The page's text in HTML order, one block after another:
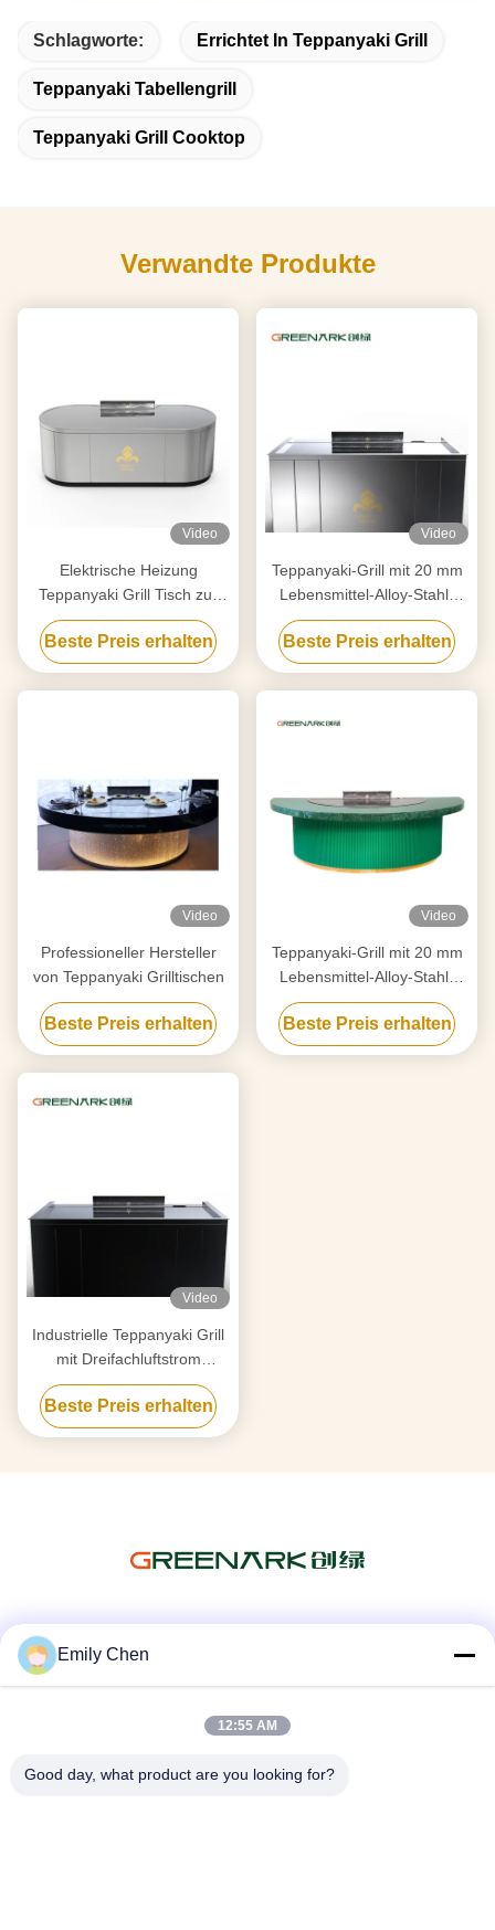
Schlagworte: Errichtet In Teppanyaki Grill
Teppanyaki Tabellengrill
Teppanyaki Grill Cooktop
Verwandte Produkte
Video
Elektrische Heizung
Teppanyaki Grill Tisch zur
Reinigung angepasst an Ihre
Anforderungen
Beste Preis erhalten
Video
Teppanyaki-Grill mit 20 mm
Lebensmittel-Alloy-Stahl-
Schalter und Smart Heating
Beste Preis erhalten
Video
Professioneller Hersteller
von Teppanyaki Grilltischen
Beste Preis erhalten
Video
Teppanyaki-Grill mit 20 mm
Lebensmittel-Alloy-Stahl-
Schalter und Smart Heating
Beste Preis erhalten
Video
Industrielle Teppanyaki Grill
mit Dreifachluftstrom
Rauchreinigung & Anti-Clog
Tech
Beste Preis erhalten
Emily Chen
12:55 AM
Good day, what product are you looking for?